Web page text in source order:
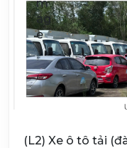
(L2) Xe ô tô tải